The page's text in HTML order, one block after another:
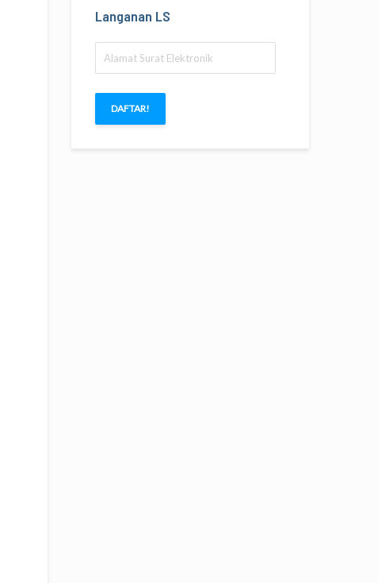
Langanan LS
Surat
Elektronik
DAFTAR!